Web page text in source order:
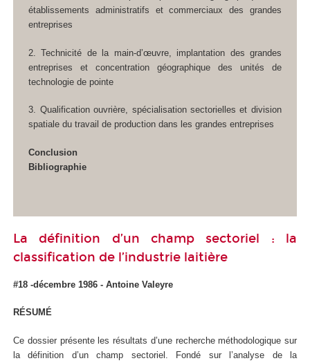
établissements administratifs et commerciaux des grandes
entreprises
2. Technicité de la main-d’œuvre, implantation des grandes
entreprises et concentration géographique des unités de
technologie de pointe
3. Qualification ouvrière, spécialisation sectorielles et division
spatiale du travail de production dans les grandes entreprises
Conclusion
Bibliographie
La définition d’un champ sectoriel : la
classification de l’industrie laitière
#18 -décembre 1986 - Antoine Valeyre
RÉSUMÉ
Ce dossier présente les résultats d’une recherche méthodologique sur
la définition d’un champ sectoriel. Fondé sur l’analyse de la